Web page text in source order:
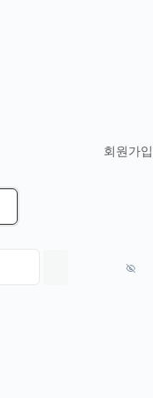
회원가입